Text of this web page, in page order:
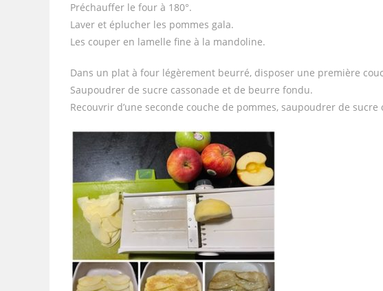
Préchauffer le four à 180°.
Laver et éplucher les pommes gala.
Les couper en lamelle fine à la mandoline.
Dans un plat à four légèrement beurré, disposer une première
Saupoudrer de sucre cassonade et de beurre fondu.
Recouvrir d’une seconde couche de pommes, saupoudrer de